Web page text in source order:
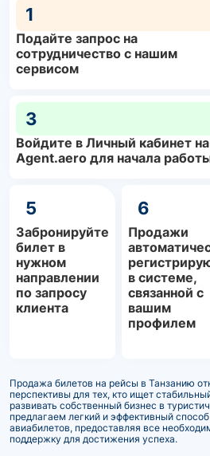
1
Подайте запрос на
сотрудничество с нашим
сервисом
3
Войдите в Личный кабинет
Agent.aero для начала
5
Забронируйте
билет в
нужном
направлении
по запросу
клиента
6
Продажи
в системе,
связанной с
вашим
профилем
Продажа билетов на рейсы в Танзанию
перспективы для тех, кто ищет
развивать собственный бизнес в
предлагаем легкий и эффективный
авиабилетов, предоставляя все
поддержку для достижения успеха.